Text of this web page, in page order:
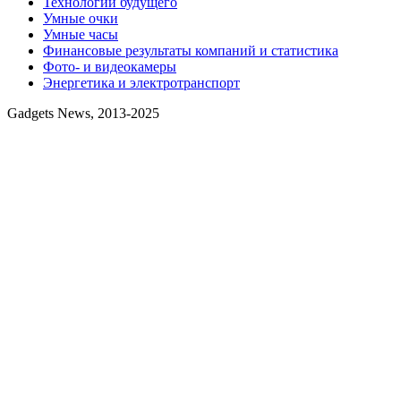
Умные очки
Умные часы
Финансовые результаты компаний и статистика
Фото- и видеокамеры
Энергетика и электротранспорт
Gadgets News, 2013-2025